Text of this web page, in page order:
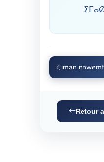
iman nnwemt
Retour